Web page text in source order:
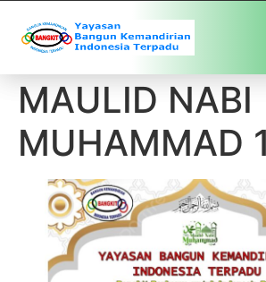
MAULID NABI
MUHAMMAD